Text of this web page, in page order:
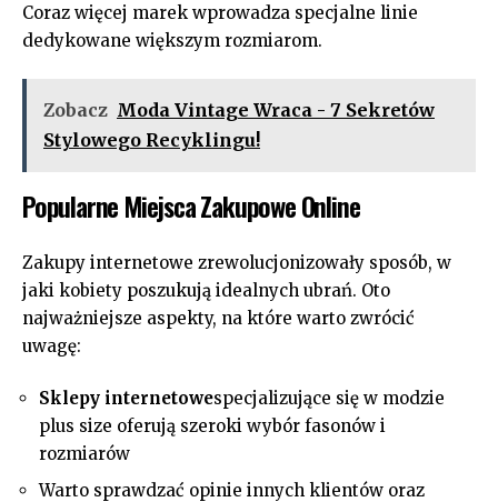
Coraz więcej marek wprowadza specjalne linie
dedykowane większym rozmiarom.
Zobacz Moda Vintage Wraca - 7 Sekretów
Stylowego Recyklingu!
Popularne Miejsca Zakupowe Online
Zakupy internetowe zrewolucjonizowały sposób, w
jaki kobiety poszukują idealnych ubrań. Oto
najważniejsze aspekty, na które warto zwrócić
uwagę:
Sklepy internetowespecjalizujące się w modzie
plus size oferują szeroki wybór fasonów i
rozmiarów
Warto sprawdzać opinie innych klientów oraz